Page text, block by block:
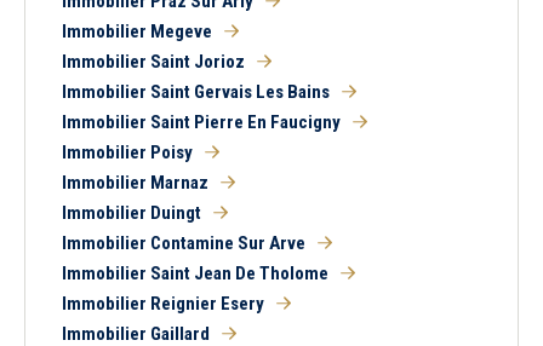
Immobilier Megeve
Immobilier Saint Jorioz
Immobilier Saint Gervais Les Bains
Immobilier Saint Pierre En Faucigny
Immobilier Poisy
Immobilier Marnaz
Immobilier Duingt
Immobilier Contamine Sur Arve
Immobilier Saint Jean De Tholome
Immobilier Reignier Esery
Immobilier Gaillard